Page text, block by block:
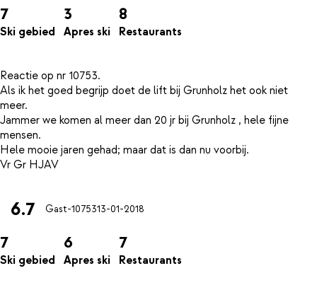
7
Ski gebied
3
Apres ski
8
Restaurants
Reactie op nr 10753.
Als ik het goed begrijp doet de lift bij Grunholz het ook niet
meer.
Jammer we komen al meer dan 20 jr bij Grunholz , hele fijne
mensen.
Hele mooie jaren gehad; maar dat is dan nu voorbij.
6.7 Gast-1075313-01-2018
7
Ski gebied
6
Apres ski
7
Restaurants